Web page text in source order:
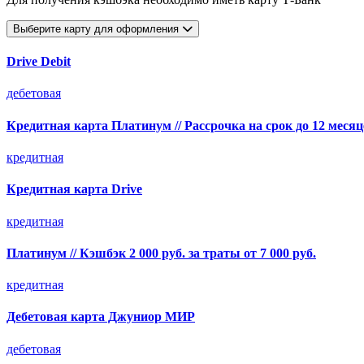
Выберите карту для оформления
Drive Debit
дебетовая
Кредитная карта Платинум // Рассрочка на срок до 12
кредитная
Кредитная карта Drive
кредитная
Платинум // Кэшбэк 2 000 руб. за траты от 7 000 руб.
кредитная
Дебетовая карта Джуниор МИР
дебетовая